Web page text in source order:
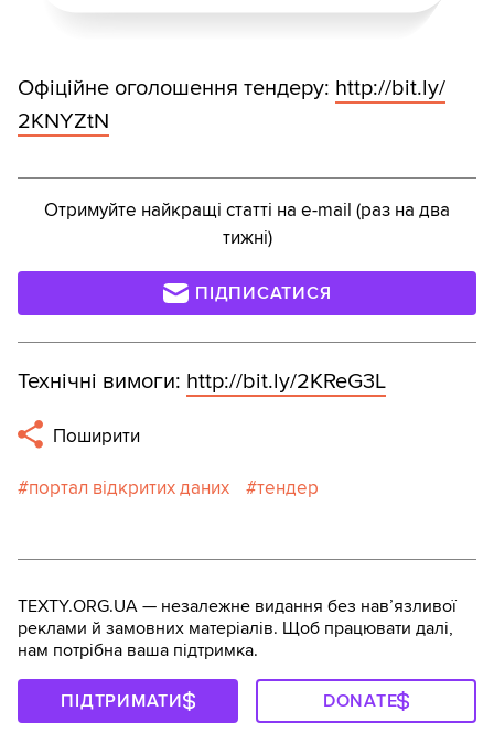
Офіційне оголошення тендеру: http://bit.ly/
2KNYZtN
Отримуйте найкращі статті на e-mail (раз на два
тижні)
ПІДПИСАТИСЯ
Технічні вимоги: http://bit.ly/2KReG3L
Поширити
портал відкритих даних тендер
TEXTY.ORG.UA — незалежне видання без навʼязливої
реклами й замовних матеріалів. Щоб працювати далі,
нам потрібна ваша підтримка.
ПІДТРИМАТИ DONATE